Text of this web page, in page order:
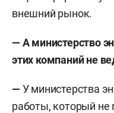
В 2016 году начал
«Геоэнергетика».
которая изменила
внешний рынок.
— А министерство
этих компаний не
— У министерства
работы, который не